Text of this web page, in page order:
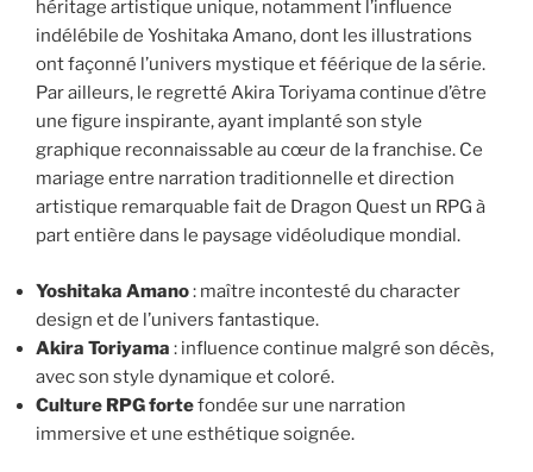
héritage artistique unique, notamment l’influence
indélébile de Yoshitaka Amano, dont les illustrations
ont façonné l’univers mystique et féérique de la série.
Par ailleurs, le regretté Akira Toriyama continue d’être
une figure inspirante, ayant implanté son style
graphique reconnaissable au cœur de la franchise. Ce
mariage entre narration traditionnelle et direction
artistique remarquable fait de Dragon Quest un RPG à
part entière dans le paysage vidéoludique mondial.
Yoshitaka Amano: maître incontesté du character
design et de l’univers fantastique.
Akira Toriyama : influence continue malgré son décès,
avec son style dynamique et coloré.
Culture RPG fortefondée sur une narration
immersive et une esthétique soignée.